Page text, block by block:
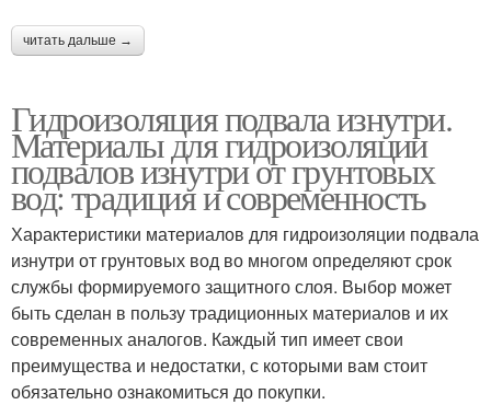
читать дальше →
Гидроизоляция подвала изнутри.
Материалы для гидроизоляции
подвалов изнутри от грунтовых
вод: традиция и современность
Характеристики материалов для гидроизоляции подвала
изнутри от грунтовых вод во многом определяют срок
службы формируемого защитного слоя. Выбор может
быть сделан в пользу традиционных материалов и их
современных аналогов. Каждый тип имеет свои
преимущества и недостатки, с которыми вам стоит
обязательно ознакомиться до покупки.